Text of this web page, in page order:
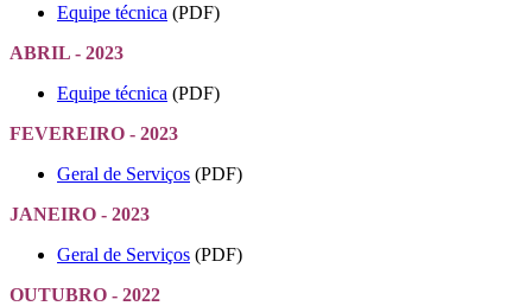
Equipe técnica (PDF)
ABRIL - 2023
Equipe técnica (PDF)
FEVEREIRO - 2023
Geral de Serviços (PDF)
JANEIRO - 2023
Geral de Serviços (PDF)
OUTUBRO - 2022